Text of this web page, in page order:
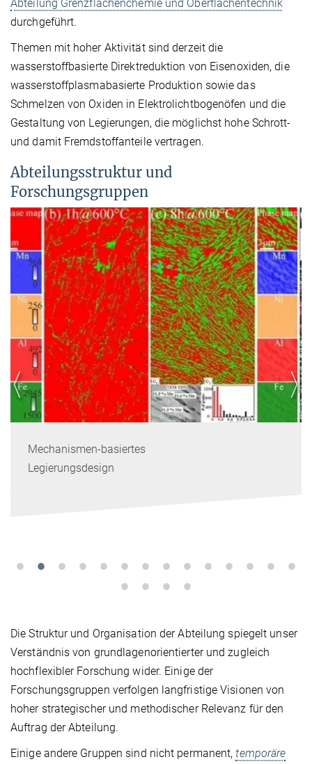
Abteilung Grenzflächenchemie und Oberflächentechnik
durchgeführt.
Themen mit hoher Aktivität sind derzeit die
wasserstoffbasierte Direktreduktion von Eisenoxiden, die
wasserstoffplasmabasierte Produktion sowie das
Schmelzen von Oxiden in Elektrolichtbogenöfen und die
Gestaltung von Legierungen, die möglichst hohe Schrott-
und damit Fremdstoffanteile vertragen.
Abteilungsstruktur und
Forschungsgruppen
Mechanismen-basiertes
Legierungsdesign
Die Struktur und Organisation der Abteilung spiegelt unser
Verständnis von grundlagenorientierter und zugleich
hochflexibler Forschung wider. Einige der
Forschungsgruppen verfolgen langfristige Visionen von
hoher strategischer und methodischer Relevanz für den
Auftrag der Abteilung.
Einige andere Gruppen sind nicht permanent,temporäre